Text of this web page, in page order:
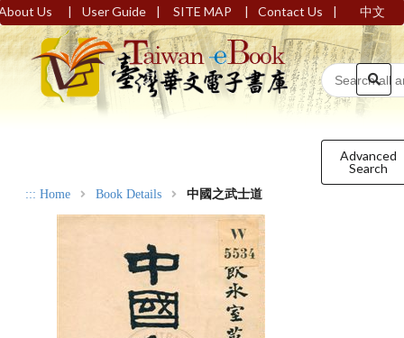
Us | User Guide | SITE MAP | Contact Us | 中文
Advanced
Search
::: Home Book Details 中國之武士道